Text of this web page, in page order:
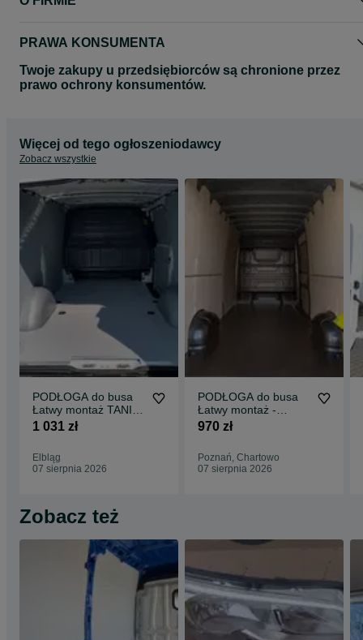
Zapraszamy na nasze pozostałe aukcje gdzie znajda Państwo
Pozdrawiamy
MEDIATRAILER
PRAWA KONSUMENTA
Twoje zakupy u przedsiębiorców są chronione przez
prawo ochrony konsumentów.
Więcej od tego ogłoszeniodawcy
Zobacz wszystkie
PODŁOGA do busa
Łatwy montaż TANIA
WYSYŁKA -
1 031 zł
Elbląg
07 sierpnia 2026
PODŁOGA do busa
Łatwy montaż -
SPRINTER wszystkie
970 zł
Poznań, Chartowo
07 sierpnia 2026
Zobacz też